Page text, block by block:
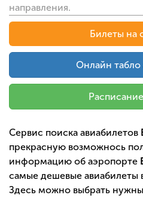
направления.
Билеты на
Онлайн табло
Сервис поиска авиабилетов
прекрасную возможнось
информацию об аэропорте
самые дешевые авиабилеты
Здесь можно выбрать